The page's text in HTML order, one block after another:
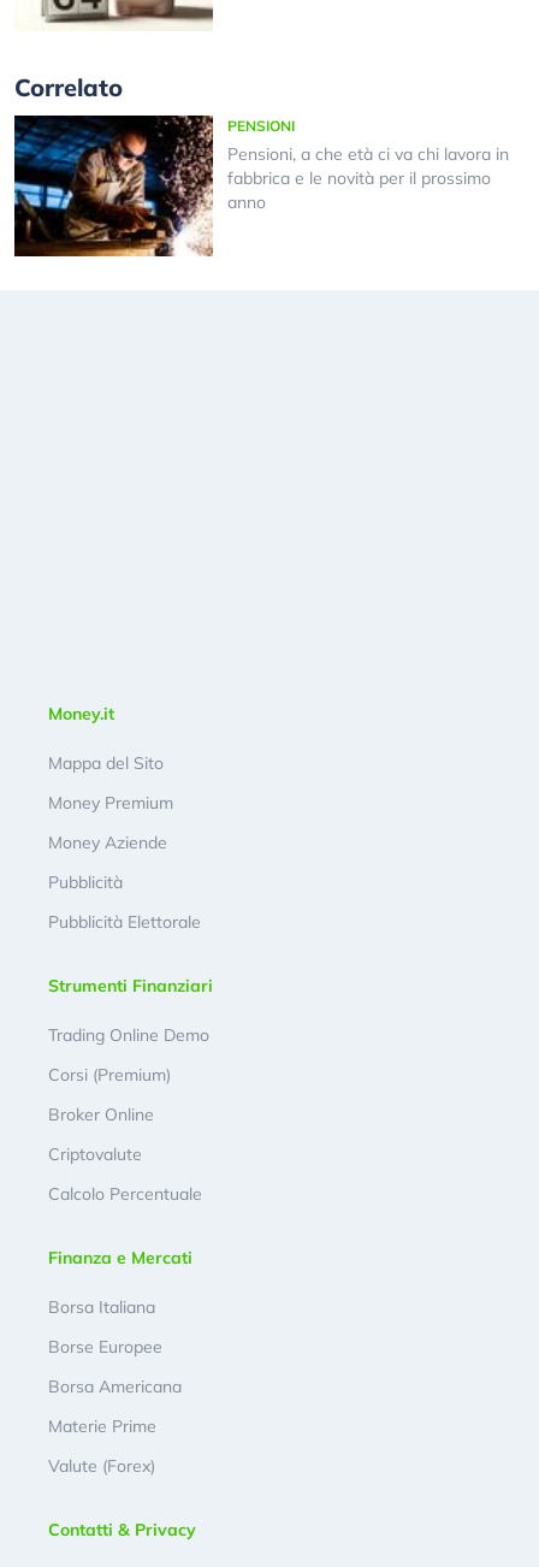
Correlato
PENSIONI
Pensioni, a che età ci va chi lavora in
fabbrica e le novità per il prossimo
anno
Money.it
Mappa del Sito
Money Premium
Money Aziende
Pubblicità
Pubblicità Elettorale
Strumenti Finanziari
Trading Online Demo
Corsi (Premium)
Broker Online
Criptovalute
Calcolo Percentuale
Finanza e Mercati
Borsa Italiana
Borse Europee
Borsa Americana
Materie Prime
Valute (Forex)
Contatti & Privacy